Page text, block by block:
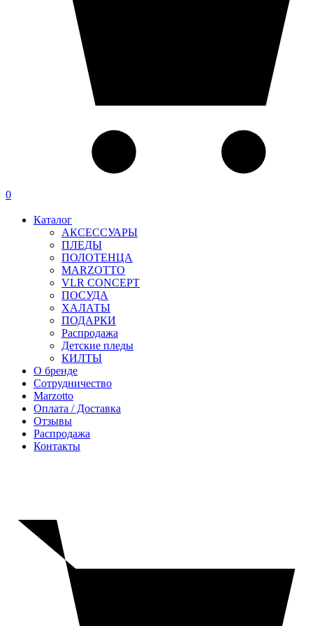
0
Каталог
АКСЕССУАРЫ
ПЛЕДЫ
ПОЛОТЕНЦА
MARZOTTO
VLR CONCEPT
ПОСУДА
ХАЛАТЫ
ПОДАРКИ
Распродажа
Детские пледы
КИЛТЫ
О бренде
Сотрудничество
Marzotto
Оплата / Доставка
Отзывы
Распродажа
Контакты